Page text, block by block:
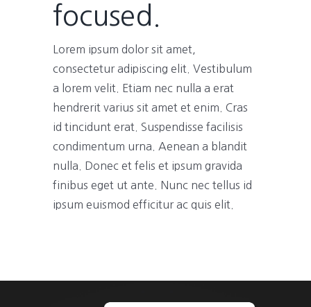
focused.
Lorem ipsum dolor sit amet,
consectetur adipiscing elit. Vestibulum
a lorem velit. Etiam nec nulla a erat
hendrerit varius sit amet et enim. Cras
id tincidunt erat. Suspendisse facilisis
condimentum urna. Aenean a blandit
nulla. Donec et felis et ipsum gravida
finibus eget ut ante. Nunc nec tellus id
ipsum euismod efficitur ac quis elit.